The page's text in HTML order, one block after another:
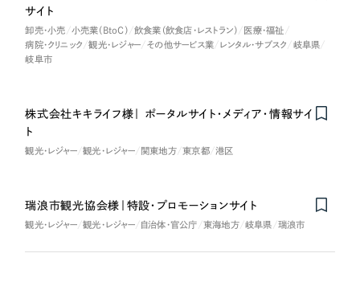
サイト
卸売・小売 小売業（BtoC） 飲食業（飲食店・レストラン）
医療・福祉
病院・クリニック
観光・レジャー その他サービス業 レンタル・サブスク
岐阜県
岐阜市
株式会社キキライフ様｜ ポータルサイト・メディア・情報サイ
ト
観光・レジャー 観光・レジャー 関東地方 東京都 港区
瑞浪市観光協会様｜特設・プロモーションサイト
観光・レジャー 観光・レジャー 自治体・官公庁 東海地方 岐阜県 瑞浪市